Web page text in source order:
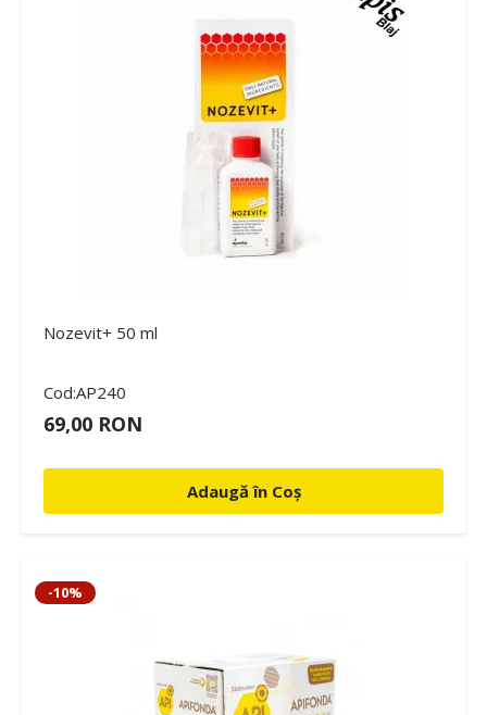
Nozevit+ 50 ml
Cod:AP240
69,00 RON
Adaugă în Coș
-10%